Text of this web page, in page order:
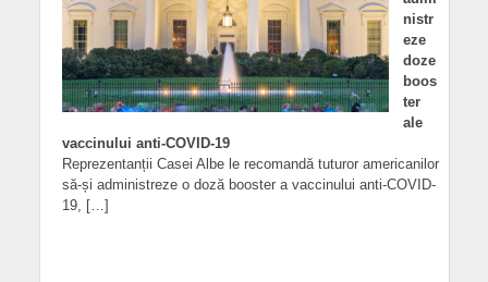
nistr
eze
doze
boos
ter
ale
vaccinului anti-COVID-19
Reprezentanții Casei Albe le recomandă tuturor americanilor
să-și administreze o doză booster a vaccinului anti-COVID-
19, […]